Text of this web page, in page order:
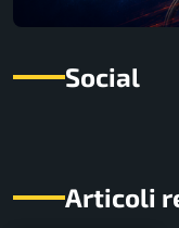
Social
Articoli